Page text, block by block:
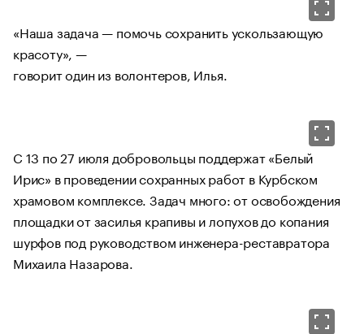
«Наша задача — помочь сохранить ускользающую
красоту», —
говорит один из волонтеров, Илья.
С 13 по 27 июля добровольцы поддержат «Белый
Ирис» в проведении сохранных работ в Курбском
храмовом комплексе. Задач много: от освобождения
площадки от засилья крапивы и лопухов до копания
шурфов под руководством инженера-реставратора
Михаила Назарова.